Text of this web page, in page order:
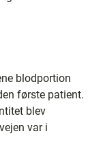
blodportion
første patient.
blev
var i